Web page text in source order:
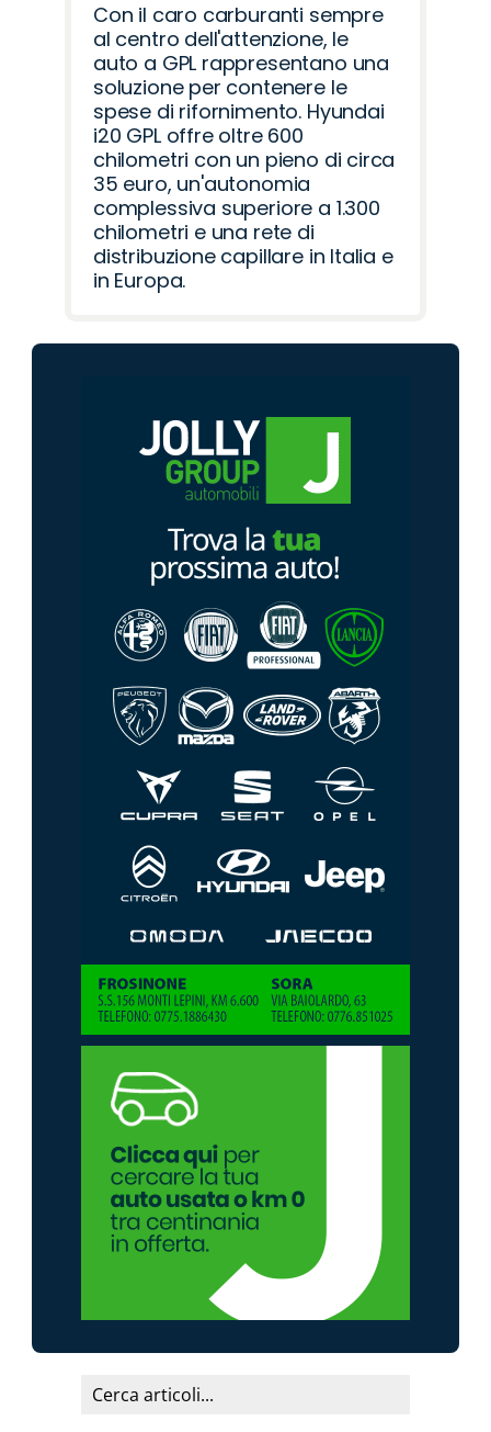
Con il caro carburanti sempre
al centro dell'attenzione, le
auto a GPL rappresentano una
soluzione per contenere le
spese di rifornimento. Hyundai
i20 GPL offre oltre 600
chilometri con un pieno di circa
35 euro, un'autonomia
complessiva superiore a 1.300
chilometri e una rete di
distribuzione capillare in Italia e
in Europa.